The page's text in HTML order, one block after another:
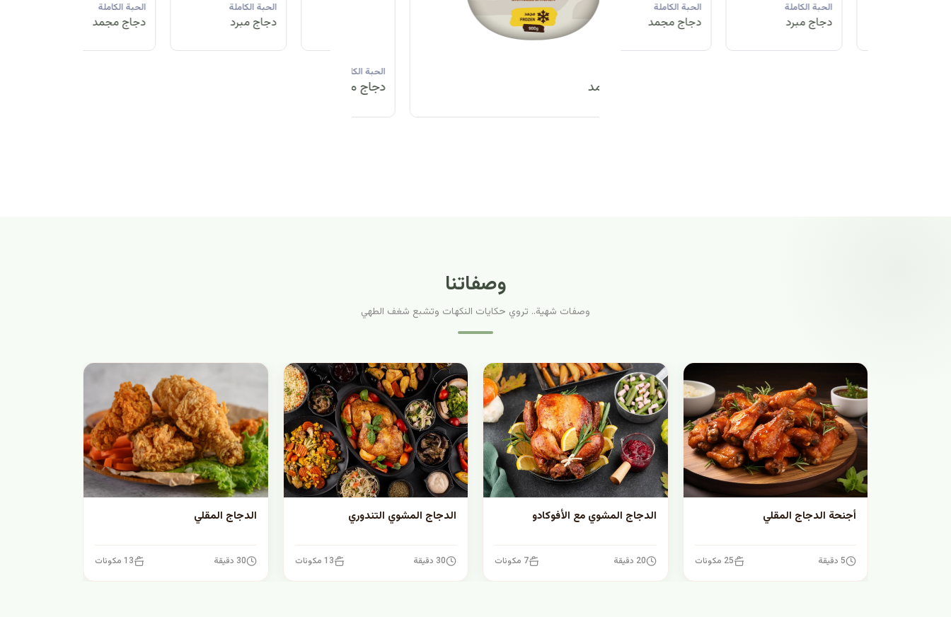
الحبة الكاملة
دجاج مبرد
الحبة الكاملة
دجاج مجمد
الحبة الكاملة
دجاج مبرد
دجاج مبرد
الحبة الكاملة
دجاج مجمد
الحبة الكاملة
دجاج مبرد
الحبة الكاملة
دجاج مبرد
الحبة الكاملة
دجاج مجمد
وصفاتنا
وصفات شهية.. تروي حكايات النكهات وتشبع شغف الطهي
أجنحة الدجاج المقلي
5 دقيقة 25 مكونات
الدجاج المشوي مع الأفوكادو
20 دقيقة 7 مكونات
الدجاج المشوي التندوري
30 دقيقة 13 مكونات
الدجاج المقلي
30 دقيقة 13 مكونات